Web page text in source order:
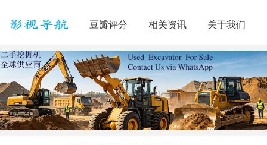
豆瓣评分 相关资讯 关于我们